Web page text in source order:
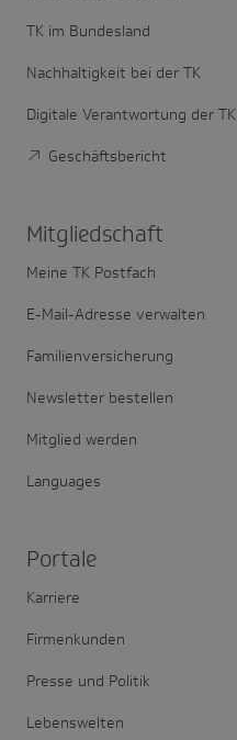
TK im Bundesland
Nachhaltigkeit bei der TK
Digitale Verantwortung der TK
Geschäftsbericht
Mitglied­schaft
Meine TK Postfach
E-Mail-Adresse verwalten
Familienversicherung
Newsletter bestellen
Mitglied werden
Languages
Portale
Karriere
Firmenkunden
Presse und Politik
Lebenswelten